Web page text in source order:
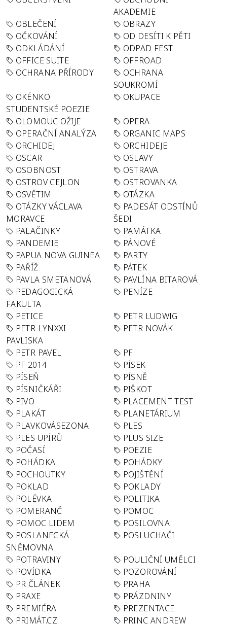
AKADEMIE
OBLEČENÍ
OBRAZY
OČKOVÁNÍ
OD DESÍTI K PĚTI
ODKLÁDÁNÍ
ODPAD FEST
OFFICE SUITE
OFFROAD
OCHRANA PŘÍRODY
OCHRANA
SOUKROMÍ
OKÉNKO
STUDENTSKÉ POEZIE
OKUPACE
OLOMOUC OŽIJE
OPERA
OPERAČNÍ ANALÝZA
ORGANIC MAPS
ORCHIDEJ
ORCHIDEJE
OSCAR
OSLAVY
OSOBNOST
OSTRAVA
OSTROV CEJLON
OSTROVANKA
OSVĚTIM
OTÁZKA
OTÁZKY VÁCLAVA
MORAVCE
PADESÁT ODSTÍNŮ
ŠEDI
PALAČINKY
PAMÁTKA
PANDEMIE
PÁNOVÉ
PAPUA NOVA GUINEA
PARTY
PAŘÍŽ
PÁTEK
PAVLA SMETANOVÁ
PAVLÍNA BITAROVÁ
PEDAGOGICKÁ
FAKULTA
PENÍZE
PETICE
PETR LUDWIG
PETR LYNXXI
PAVLISKA
PETR NOVÁK
PETR PAVEL
PF
PF 2014
PÍSEK
PÍSEŇ
PÍSNĚ
PÍSNIČKÁŘI
PIŠKOT
PIVO
PLACEMENT TEST
PLAKÁT
PLANETÁRIUM
PLAVKOVÁSEZONA
PLES
PLES UPÍRŮ
PLUS SIZE
POČASÍ
POEZIE
POHÁDKA
POHÁDKY
POCHOUTKY
POJIŠTĚNÍ
POKLAD
POKLADY
POLÉVKA
POLITIKA
POMERANČ
POMOC
POMOC LIDEM
POSILOVNA
POSLANECKÁ
SNĚMOVNA
POSLUCHAČI
POTRAVINY
POULIČNÍ UMĚLCI
POVÍDKA
POZOROVÁNÍ
PR ČLÁNEK
PRAHA
PRAXE
PRÁZDNINY
PREMIÉRA
PREZENTACE
PRIMÁT.CZ
PRINC ANDREW